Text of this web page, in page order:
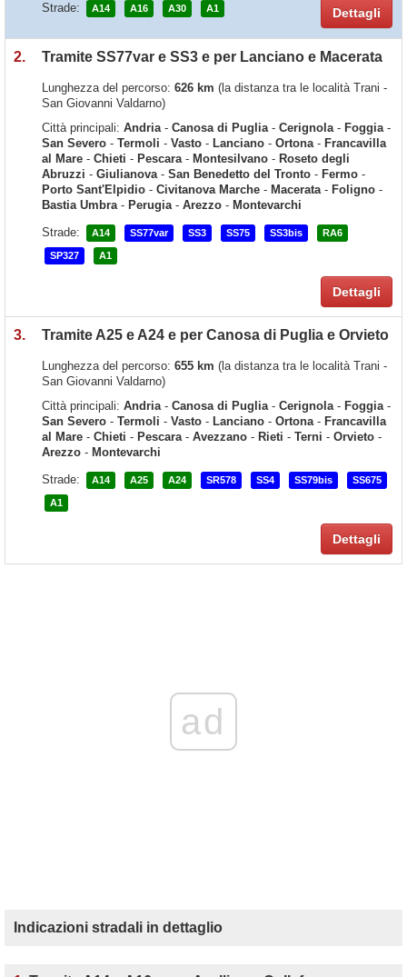
Strade:
A14 A16 A30 A1 Dettagli
2. Tramite SS77var e SS3 e per Lanciano e Macerata
Lunghezza del percorso: 626 km (la distanza tra le località Trani -
San Giovanni Valdarno)
Città principali: Andria- Canosa di Puglia- Cerignola- Foggia-
San Severo - Termoli - Vasto - Lanciano - Ortona- Francavilla
al Mare - Chieti - Pescara- Montesilvano - Roseto degli
Abruzzi - Giulianova- San Benedetto del Tronto - Fermo -
Porto Sant'Elpidio - Civitanova Marche - Macerata- Foligno -
Bastia Umbra- Perugia- Arezzo - Montevarchi
Strade:
A14 SS77var SS3 SS75 SS3bis RA6
SP327 A1
Dettagli
3. Tramite A25 e A24 e per Canosa di Puglia e Orvieto
Lunghezza del percorso: 655 km (la distanza tra le località Trani -
San Giovanni Valdarno)
Città principali: Andria- Canosa di Puglia- Cerignola- Foggia-
San Severo - Termoli - Vasto - Lanciano - Ortona- Francavilla
al Mare - Chieti - Pescara- Avezzano - Rieti - Terni - Orvieto -
Arezzo - Montevarchi
Strade:
A14 A25 A24 SR578 SS4 SS79bis SS675
A1
Dettagli
ad
Indicazioni stradali in dettaglio